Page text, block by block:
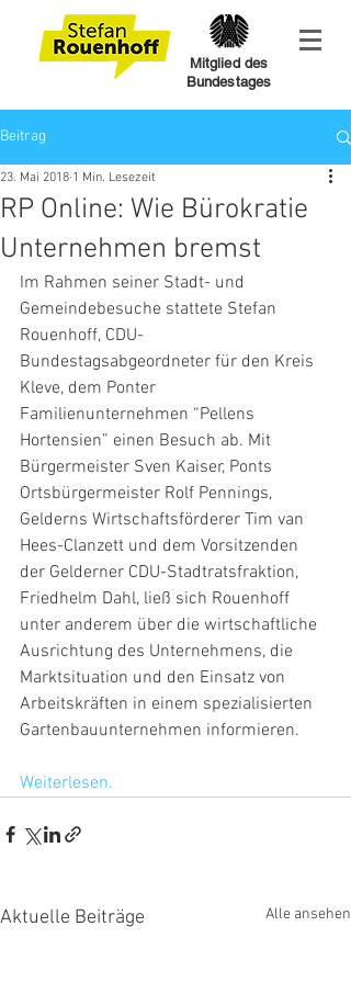
Mitglied des
Bundestages
Beitrag
RP Online: Wie Bürokratie
Unternehmen bremst
23. Mai 2018 1 Min. Lesezeit
Im Rahmen seiner Stadt- und
Gemeindebesuche stattete Stefan
Rouenhoff, CDU-
Bundestagsabgeordneter für den Kreis
Kleve, dem Ponter
Familienunternehmen “Pellens
Hortensien” einen Besuch ab. Mit
Bürgermeister Sven Kaiser, Ponts
Ortsbürgermeister Rolf Pennings,
Gelderns Wirtschaftsförderer Tim van
Hees-Clanzett und dem Vorsitzenden
der Gelderner CDU-Stadtratsfraktion,
Friedhelm Dahl, ließ sich Rouenhoff
unter anderem über die wirtschaftliche
Ausrichtung des Unternehmens, die
Marktsituation und den Einsatz von
Arbeitskräften in einem spezialisierten
Gartenbauunternehmen informieren.
Weiterlesen.
Aktuelle Beiträge Alle ansehen